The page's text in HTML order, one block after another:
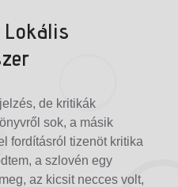
de kritikák
sok, a másik
fordításról tizenöt kritika
a szlovén egy
az kicsit necces volt,